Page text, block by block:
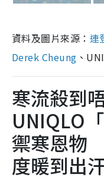
資料及圖片來源： 連
Derek Cheung 、
寒流殺到
UNIQLO
禦寒恩物
度暖到出